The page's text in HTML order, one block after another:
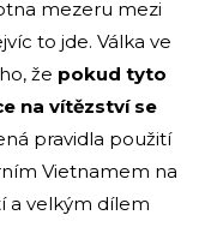
mezeru mezi
to jde. Válka ve
že pokud tyto
na vítězství se
pravidla použití
Vietnamem na
a velkým dílem